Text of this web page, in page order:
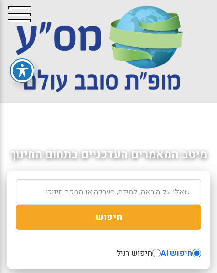
מיטב המאמרים העדכניים בתחום החינוך
חיפוש
חיפוש AI חיפוש רגיל